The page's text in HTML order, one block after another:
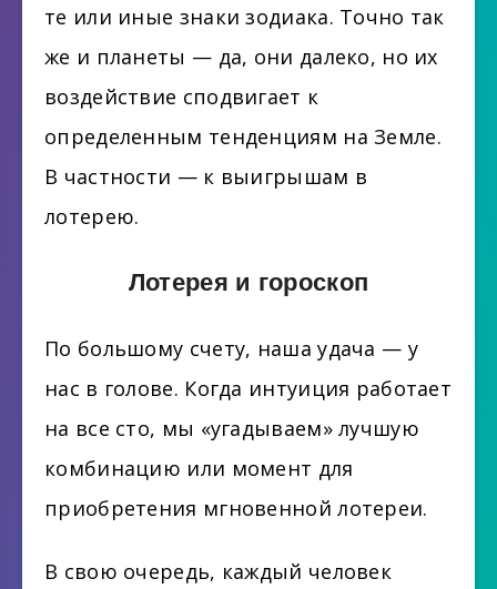
те или иные знаки зодиака. Точно так
же и планеты — да, они далеко, но их
воздействие сподвигает к
определенным тенденциям на Земле.
В частности — к выигрышам в
лотерею.
Лотерея и гороскоп
По большому счету, наша удача — у
нас в голове. Когда интуиция работает
на все сто, мы «угадываем» лучшую
комбинацию или момент для
приобретения мгновенной лотереи.
В свою очередь, каждый человек